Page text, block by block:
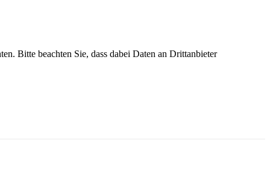
Bitte beachten Sie, dass dabei Daten an Drittanbieter